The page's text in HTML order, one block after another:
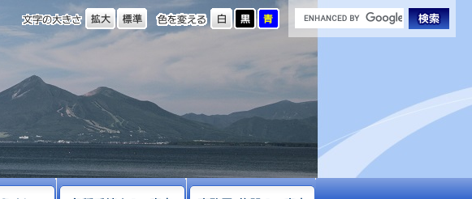
色を変える
文字の大きさ